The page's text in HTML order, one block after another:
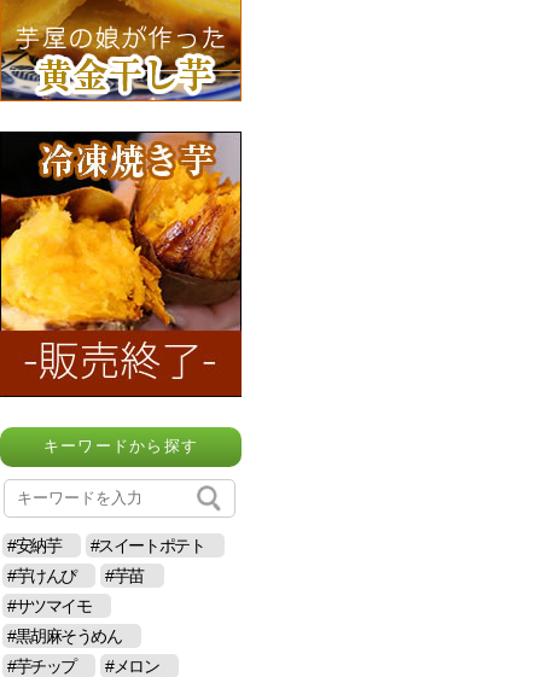
キーワードから探す
#安納芋
#スイートポテト
#芋けんぴ
#芋苗
#サツマイモ
#黒胡麻そうめん
#芋チップ
#メロン